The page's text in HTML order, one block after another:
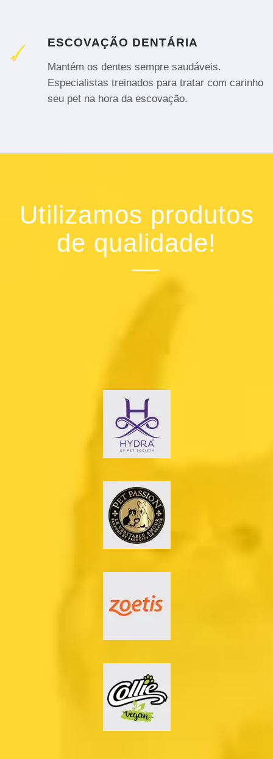
ESCOVAÇÃO DENTÁRIA
Mantém os dentes sempre saudáveis.
Especialistas treinados para tratar com carinho
seu pet na hora da escovação.
Utilizamos produtos
de qualidade!